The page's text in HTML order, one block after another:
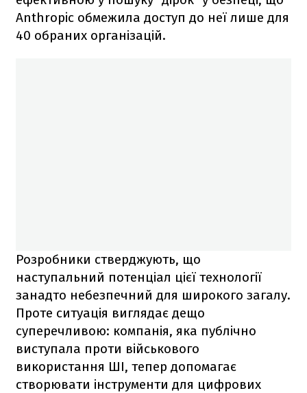
Anthropic обмежила доступ до неї лише для
40 обраних організацій.
Розробники стверджують, що
наступальний потенціал цієї технології
занадто небезпечний для широкого загалу.
Проте ситуація виглядає дещо
суперечливою: компанія, яка публічно
виступала проти військового
використання ШІ, тепер допомагає
створювати інструменти для цифрових